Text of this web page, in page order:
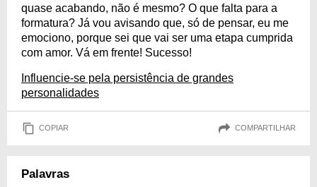
quase acabando, não é mesmo? O que falta para a
formatura? Já vou avisando que, só de pensar, eu me
emociono, porque sei que vai ser uma etapa cumprida
com amor. Vá em frente! Sucesso!
Influencie-se pela persistência de grandes
personalidades
COPIAR COMPARTILHAR
Palavras